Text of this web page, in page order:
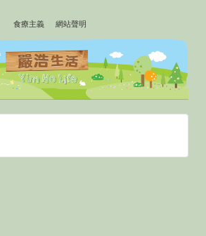
食療主義 網站聲明